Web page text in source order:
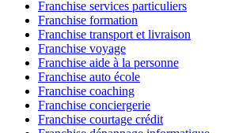
Franchise services particuliers
Franchise formation
Franchise transport et livraison
Franchise voyage
Franchise aide à la personne
Franchise auto école
Franchise coaching
Franchise conciergerie
Franchise courtage crédit